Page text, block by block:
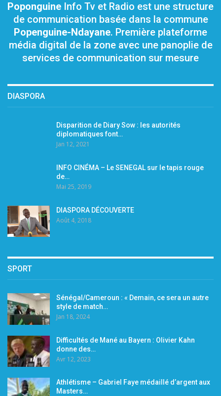
Poponguine Info Tv et Radio est une structure
de communication basée dans la commune
Popenguine-Ndayane. Première plateforme
média digital de la zone avec une panoplie de
services de communication sur mesure
DIASPORA
Disparition de Diary Sow : les autorités
diplomatiques font…
Jan 12, 2021
INFO CINÉMA – Le SENEGAL sur le tapis rouge
de…
Mai 25, 2019
DIASPORA DÉCOUVERTE
Août 4, 2018
SPORT
Sénégal/Cameroun : « Demain, ce sera un autre
style de match…
Jan 18, 2024
Difficultés de Mané au Bayern : Olivier Kahn
donne des…
Avr 12, 2023
Athlétisme – Gabriel Faye médaillé d’argent aux
Masters…